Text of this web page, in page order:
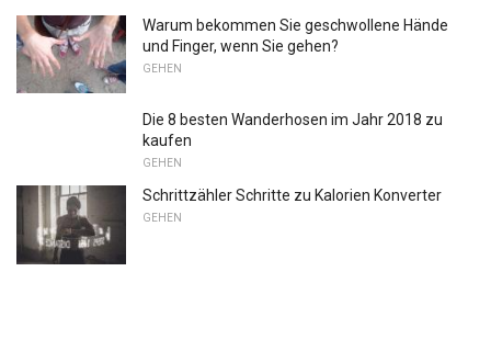
Warum bekommen Sie geschwollene Hände
und Finger, wenn Sie gehen?
GEHEN
Die 8 besten Wanderhosen im Jahr 2018 zu
kaufen
GEHEN
Schrittzähler Schritte zu Kalorien Konverter
GEHEN